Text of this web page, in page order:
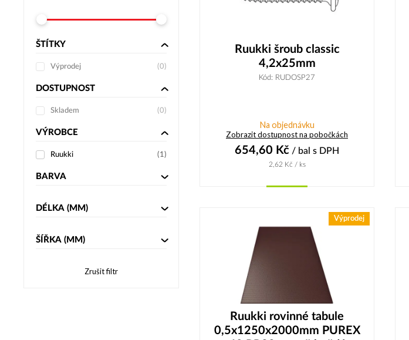
ŠTÍTKY
Výprodej (0)
DOSTUPNOST
Skladem (0)
VÝROBCE
Ruukki (1)
BARVA
DÉLKA (MM)
ŠÍŘKA (MM)
Zrušit filtr
Ruukki šroub classic
4,2x25mm
Kód: RUDOSP27
Na objednávku
Zobrazit dostupnost na pobočkách
654,60 Kč / bal s DPH
2,62 Kč / ks
Výprodej
Ruukki rovinné tabule
0,5x1250x2000mm PUREX